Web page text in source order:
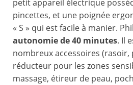
petit appareil électrique
pincettes, et une poignée
« S » qui est facile à manier.
autonomie de 40 minutes. Il
nombreux accessoires (rasoir,
réducteur pour les zones
massage, étireur de peau,